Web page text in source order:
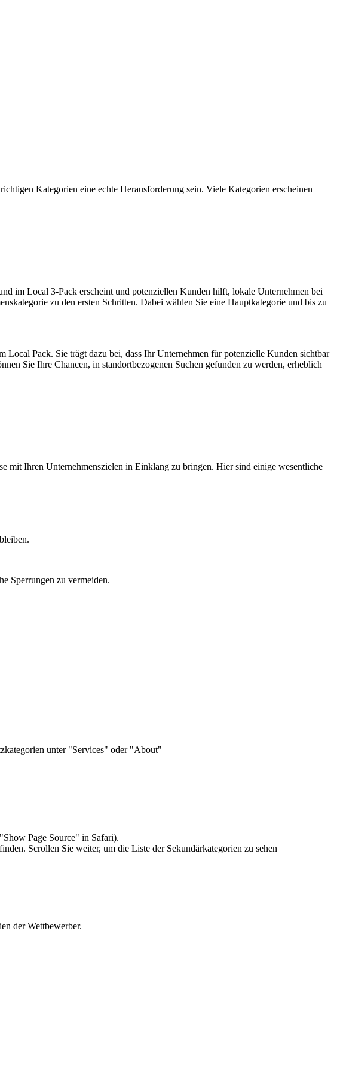
Kategorien eine echte Herausforderung sein. Viele Kategorien erscheinen
im Local 3-Pack erscheint und potenziellen Kunden hilft, lokale Unternehmen bei
zu den ersten Schritten. Dabei wählen Sie eine Hauptkategorie und bis zu
Pack. Sie trägt dazu bei, dass Ihr Unternehmen für potenzielle Kunden sichtbar
Sie Ihre Chancen, in standortbezogenen Suchen gefunden zu werden, erheblich
mit Ihren Unternehmenszielen in Einklang zu bringen. Hier sind einige wesentliche
Sperrungen zu vermeiden.
unter "Services" oder "About"
Page Source" in Safari).
Scrollen Sie weiter, um die Liste der Sekundärkategorien zu sehen
der Wettbewerber.